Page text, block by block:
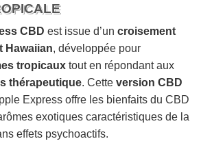
CBD est issue d’un croisement
Hawaiian, développée pour
tropicaux tout en répondant aux
thérapeutique. Cette version CBD
Express offre les bienfaits du CBD
exotiques caractéristiques de la
effets psychoactifs.